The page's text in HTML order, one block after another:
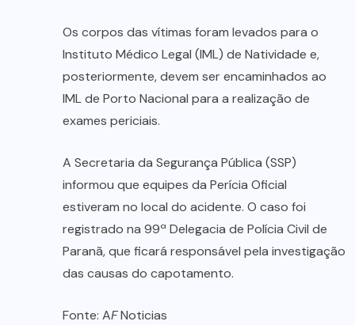
Os corpos das vítimas foram levados para o
Instituto Médico Legal (IML) de Natividade e,
posteriormente, devem ser encaminhados ao
IML de Porto Nacional para a realização de
exames periciais.
A Secretaria da Segurança Pública (SSP)
informou que equipes da Perícia Oficial
estiveram no local do acidente. O caso foi
registrado na 99ª Delegacia de Polícia Civil de
Paranã, que ficará responsável pela investigação
das causas do capotamento.
Fonte: AFNoticias